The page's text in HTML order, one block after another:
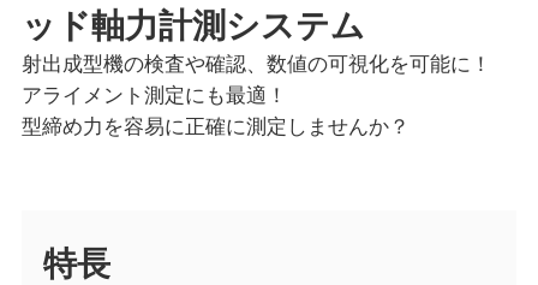
ッド軸力計測システム
射出成型機の検査や確認、数値の可視化を可能に！
アライメント測定にも最適！
型締め力を容易に正確に測定しませんか？
特長